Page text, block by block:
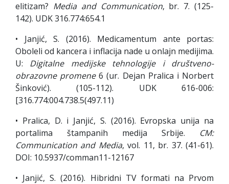
elitizam? Media and Communication, br. 7. (125-
142). UDK 316.774:654.1
• Janjić, S. (2016). Medicamentum ante portas:
Oboleli od kancera i inflacija nade u onlajn medijima.
U: Digitalne medijske tehnologije i društveno-
obrazovne promene6 (ur. Dejan Pralica i Norbert
Šinković). (105-112). UDK 616-006:
[316.774:004.738.5(497.11)
• Pralica, D. i Janjić, S. (2016). Evropska unija na
portalima štampanih medija Srbije. CM:
Communication and Media, vol. 11, br. 37. (41-61).
DOI: 10.5937/comman11-12167
• Janjić, S. (2016). Hibridni TV formati na Prvom